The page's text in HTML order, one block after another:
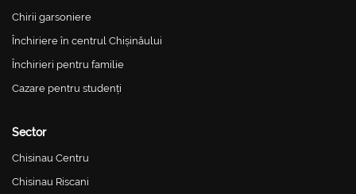
Chirii garsoniere
Închiriere în centrul Chișinăului
Închirieri pentru familie
Cazare pentru studenți
Sector
Chisinau Centru
Chisinau Riscani